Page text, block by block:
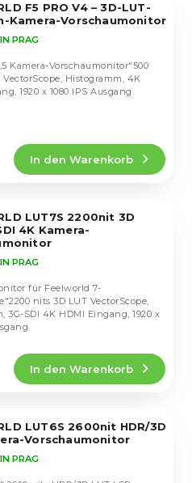
F5 PRO V4 – 3D-LUT-
Kamera-Vorschaumonitor
PRAG
In den Warenkorb
Kamera-Vorschaumonitor"500
VectorScope, Histogramm, 4K
1920 x 1080 IPS Ausgang.
LUT7S 2200nit 3D
4K Kamera-
PRAG
In den Warenkorb
für Feelworld 7-
nits 3D LUT VectorScope,
3G-SDI 4K HDMI Eingang, 1920 x
LUT6S 2600nit HDR/3D
Vorschaumonitor
PRAG